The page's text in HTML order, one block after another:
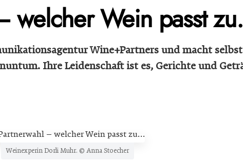
welcher Wein passt
Wine+Partners und macht selbst
Ihre Leidenschaft ist es, Gerichte und
Weinexperin Dorli Muhr. © Anna Stoecher